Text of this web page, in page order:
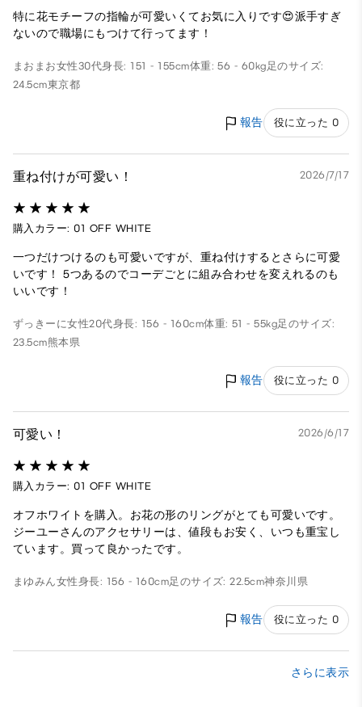
特に花モチーフの指輪が可愛いくてお気に入りです😍派手すぎ
ないので職場にもつけて行ってます！
まおまお女性30代身長: 151 - 155cm体重: 56 - 60kg 足のサイズ:
24.5cm東京都
報告 役に立った 0
重ね付けが可愛い！ 2026/7/17
購入カラー: 01 OFF WHITE
一つだけつけるのも可愛いですが、重ね付けするとさらに可愛
いです！ 5つあるのでコーデごとに組み合わせを変えれるのも
いいです！
ずっきーに女性20代身長: 156 - 160cm体重: 51 - 55kg足のサイズ:
23.5cm熊本県
報告 役に立った 0
可愛い！ 2026/6/17
購入カラー: 01 OFF WHITE
オフホワイトを購入。お花の形のリングがとても可愛いです。
ジーユーさんのアクセサリーは、値段もお安く、いつも重宝し
ています。買って良かったです。
まゆみん女性身長: 156 - 160cm足のサイズ: 22.5cm神奈川県
報告 役に立った 0
さらに表示